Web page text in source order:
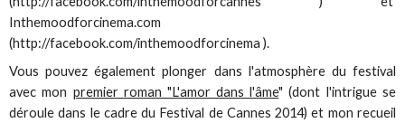
Inthemoodforcinema.com
(http://facebook.com/inthemoodforcinema ).
Vous pouvez également plonger dans l'atmosphère du festival
avec mon premier roman "L'amor dans l'âme" (dont l'intrigue se
déroule dans le cadre du Festival de Cannes 2014) et mon recueil